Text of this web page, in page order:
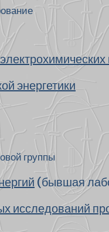
энергетики
группы
(бывшая
исследований